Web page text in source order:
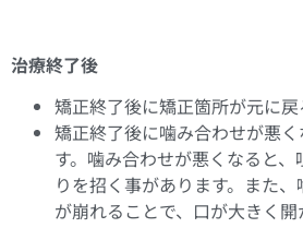
治療終了後
矯正終了後に矯正箇所が元に戻
矯正終了後に噛み合わせが悪
す。噛み合わせが悪くなると
りを招く事があります。また
が崩れることで、口が大きく